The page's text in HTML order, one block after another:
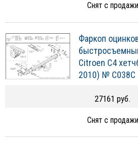
Снят с продажи
Фаркоп
Citroen C4
2010) № C038C
27161 руб.
Снят с продажи